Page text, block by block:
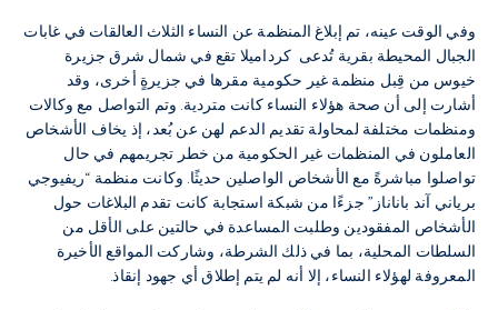
وفي الوقت عينه، تم إبلاغ المنظمة عن النساء الثلاث العالقات في غابات
الجبال المحيطة بقرية تُدعى كرداميلا تقع في شمال شرق جزيرة
خيوس من قِبل منظمة غير حكومية مقرها في جزيرةٍ أخرى، وقد
أشارت إلى أن صحة هؤلاء النساء كانت متردية. وتم التواصل مع وكالات
ومنظمات مختلفة لمحاولة تقديم الدعم لهن عن بُعد، إذ يخاف الأشخاص
العاملون في المنظمات غير الحكومية من خطر تجريمهم في حال
تواصلوا مباشرةً مع الأشخاص الواصلين حديثًا. وكانت منظمة “ريفيوجي
برياني آند باناناز” جزءًا من شبكة استجابة كانت تقدم البلاغات حول
الأشخاص المفقودين وطلبت المساعدة في حالتين على الأقل من
السلطات المحلية، بما في ذلك الشرطة، وشاركت المواقع الأخيرة
المعروفة لهؤلاء النساء، إلا أنه لم يتم إطلاق أي جهود إنقاذ.